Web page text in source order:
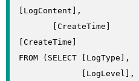
[LogContent],
[CreateTime]
[CreateTime]
FROM (SELECT [LogType],
[LogLevel],